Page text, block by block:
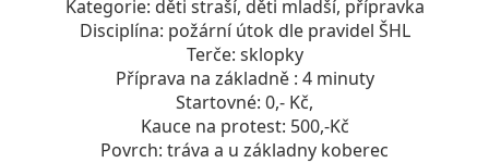
Kategorie: děti straší, děti mladší, přípravka
Disciplína: požární útok dle pravidel ŠHL
Terče: sklopky
Příprava na základně : 4 minuty
Startovné: 0,- Kč,
Kauce na protest: 500,-Kč
Povrch: tráva a u základny koberec